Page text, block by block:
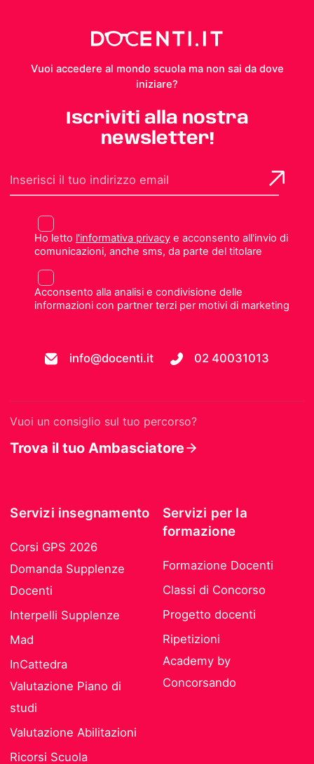
Vuoi accedere al mondo scuola ma non sai da dove
iniziare?
Iscriviti alla nostra
newsletter!
Ho letto l'informativa privacye acconsento all'invio di
comunicazioni, anche sms, da parte del titolare
Acconsento alla analisi e condivisione delle
informazioni con partner terzi per motivi di marketing
info@docenti.it 02 40031013
Vuoi un consiglio sul tuo percorso?
Trova il tuo Ambasciatore
Servizi insegnamento
Corsi GPS 2026
Domanda Supplenze
Docenti
Interpelli Supplenze
Mad
InCattedra
Valutazione Piano di
studi
Valutazione Abilitazioni
Ricorsi Scuola
Servizi per la
formazione
Formazione Docenti
Classi di Concorso
Progetto docenti
Ripetizioni
Academy by
Concorsando